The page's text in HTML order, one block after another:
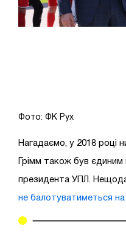
Фото: ФК Рух
Нагадаємо, у 2018 році
Грімм також був
президента УПЛ.
не балотуватиметься на